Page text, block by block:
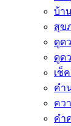
บ้า
สุข
ดูด
ดูด
เช็
คำ
คว
คำ